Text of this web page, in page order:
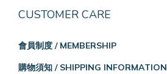
CUSTOMER CARE
會員制度 / MEMBERSHIP
購物須知 / SHIPPING INFORMATION